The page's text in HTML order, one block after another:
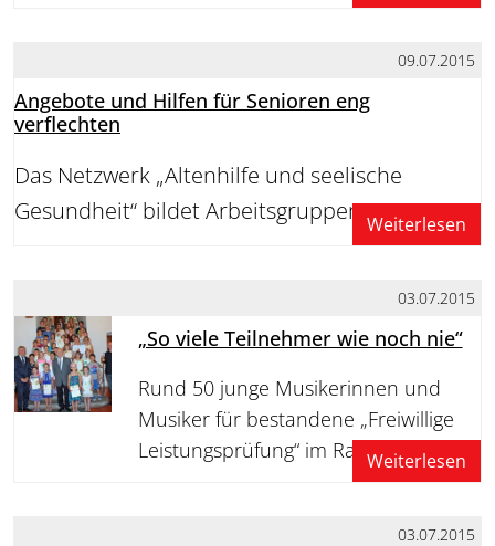
09.07.2015
Angebote und Hilfen für Senioren eng
verflechten
Das Netzwerk „Altenhilfe und seelische
Gesundheit“ bildet Arbeitsgruppen Weiterlesen
03.07.2015
„So viele Teilnehmer wie noch nie“
Rund 50 junge Musikerinnen und
Musiker für bestandene „Freiwillige
Leistungsprüfung“ im Rathaus geehrt
Weiterlesen
03.07.2015